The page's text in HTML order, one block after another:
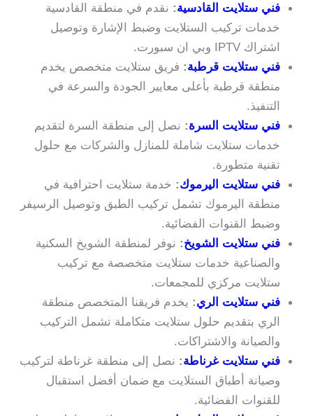
فني ستلايت القادسية: نقدم في منطقة القادسية
خدمات تركيب الستلايت وضبط الإشارة وتوصيل
اشتراك IPTV وبي ان سبورت.
فني ستلايت قرطبة: فريق ستلايت متخصص يخدم
منطقة قرطبة بأعلى معايير الجودة والسرعة في
التنفيذ.
فني ستلايت السرة: نصل إلى منطقة السرة لتقديم
خدمات ستلايت شاملة للمنازل والشركات مع حلول
تقنية متطورة.
فني ستلايت اليرموك: خدمة ستلايت احترافية في
منطقة اليرموك تشمل تركيب الطبق وتوصيل الرسيفر
وضبط القنوات الفضائية.
فني ستلايت الشويخ: نوفر لمنطقة الشويخ السكنية
والصناعية خدمات ستلايت متخصصة مع تركيب
ستلايت مركزي للمجمعات.
فني ستلايت الري: يخدم فريقنا المتخصص منطقة
الري بتقديم حلول ستلايت متكاملة تشمل التركيب
والصيانة والاشتراكات.
فني ستلايت غرناطة: نصل إلى منطقة غرناطة لتركيب
وصيانة أطباق الستلايت مع ضمان أفضل استقبال
للقنوات الفضائية.